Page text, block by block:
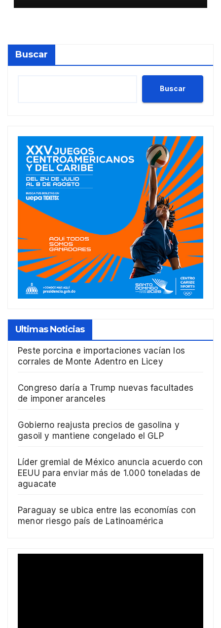
Buscar
Buscar
Ultimas Noticias
Peste porcina e importaciones vacían los
corrales de Monte Adentro en Licey
Congreso daría a Trump nuevas facultades
de imponer aranceles
Gobierno reajusta precios de gasolina y
gasoil y mantiene congelado el GLP
Líder gremial de México anuncia acuerdo con
EEUU para enviar más de 1.000 toneladas de
aguacate
Paraguay se ubica entre las economías con
menor riesgo país de Latinoamérica